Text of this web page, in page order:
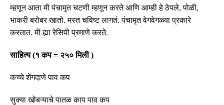
म्हणून आता मी पंचामृत चटणीम्हणून करते आणि आम्ही हे ठेपले,पोळी,
भाकरी बरोबर खातो.मस्त चविष्ट लागतं.पंचामृत वेगवेगळ्या प्रकारे
करतात.मी ह्या रेसिपी प्रमाणेकरते.
साहित्य(१ कप= २५० मिली)
कच्चे शेंगदाणे पाव कप
सुक्या खोबऱ्याचे पातळ काप पाव कप